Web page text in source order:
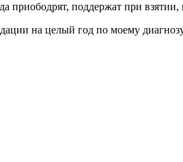
поддержат при взятии,
на целый год по моему